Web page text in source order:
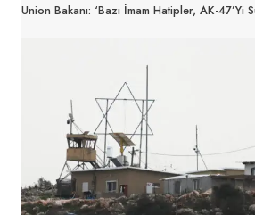
Union Bakanı: ‘Bazı İmam Hatipler, AK-47’yi